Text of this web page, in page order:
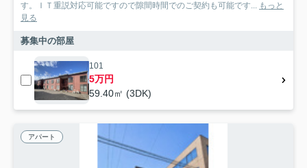
す。ＩＴ重説対応可能ですので隙間時間でのご契約も可能です... もっと
見る
募集中の部屋
101
5万円
59.40㎡ (3DK)
アパート